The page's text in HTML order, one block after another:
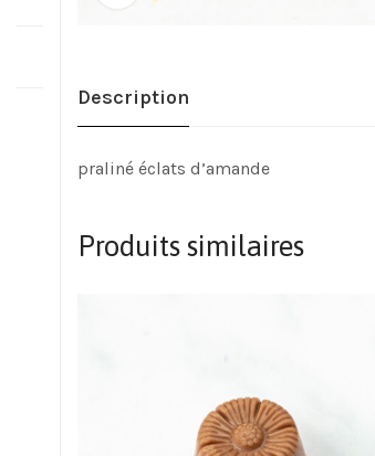
Description
praliné éclats d’amande
Produits similaires